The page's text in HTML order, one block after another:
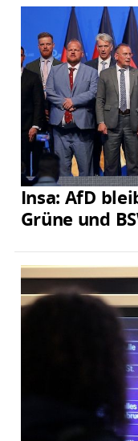
Insa: AfD
Grüne und